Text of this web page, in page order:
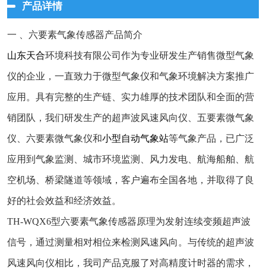
产品详情
一 、六要素气象传感器产品简介
山东天合环境科技有限公司作为专业研发生产销售微型气象
仪的企业，一直致力于微型气象仪和气象环境解决方案推广
应用。具有完整的生产链、实力雄厚的技术团队和全面的营
销团队，我们研发生产的超声波风速风向仪、五要素微气象
仪、六要素微气象仪和小型自动气象站等气象产品，已广泛
应用到气象监测、城市环境监测、风力发电、航海船舶、航
空机场、桥梁隧道等领域，客户遍布全国各地，并取得了良
好的社会效益和经济效益。
TH-WQX6型六要素气象传感器原理为发射连续变频超声波
信号，通过测量相对相位来检测风速风向。与传统的超声波
风速风向仪相比，我司产品克服了对高精度计时器的需求，